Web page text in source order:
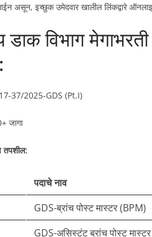
असून, इच्छुक उमेदवार खालील लिंकद्वारे
डाक विभाग
17-37/2025-GDS (Pt.I)
जागा
तपशील:
पदाचे नाव
GDS-ब्रांच पोस्ट मास्टर (BPM)
GDS-असिस्टंट ब्रांच पोस्ट